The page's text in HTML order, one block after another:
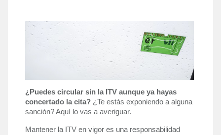
¿Puedes circular sin la ITV aunque ya hayas
concertado la cita? ¿Te estás exponiendo a alguna
sanción? Aquí lo vas a averiguar.
Mantener la ITV en vigor es una responsabilidad